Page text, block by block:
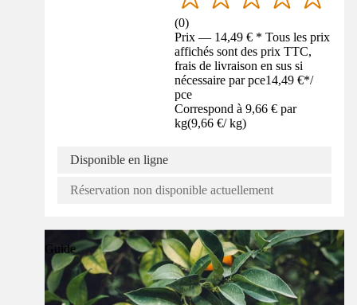
(0)
Prix — 14,49 € * Tous les prix
affichés sont des prix TTC,
frais de livraison en sus si
nécessaire par pce14,49 €*/
pce
Correspond à 9,66 € par
kg(9,66 €/ kg)
Disponible en ligne
Réservation non disponible actuellement
Guide